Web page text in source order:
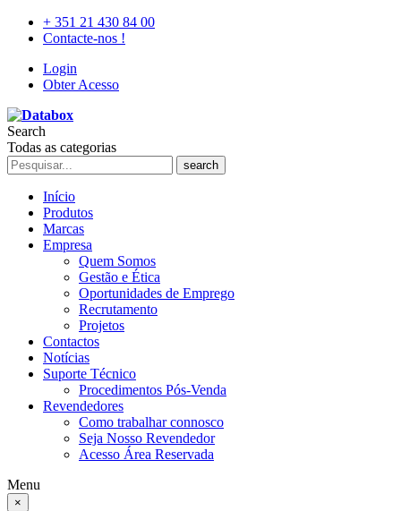
+ 351 21 430 84 00
Contacte-nos !
Login
Obter Acesso
Search
Todas as categorias
search
Início
Produtos
Marcas
Empresa
Quem Somos
Gestão e Ética
Oportunidades de Emprego
Recrutamento
Projetos
Contactos
Notícias
Suporte Técnico
Procedimentos Pós-Venda
Revendedores
Como trabalhar connosco
Seja Nosso Revendedor
Acesso Área Reservada
Menu
×